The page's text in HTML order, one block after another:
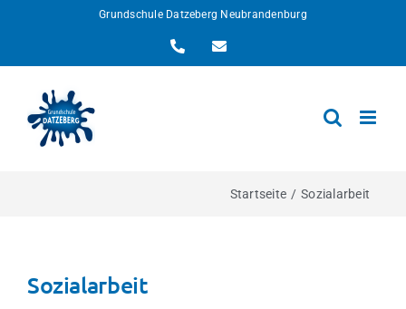
Grundschule Datzeberg Neubrandenburg
TelefonE-
Startseite Sozialarbeit
Sozialarbeit